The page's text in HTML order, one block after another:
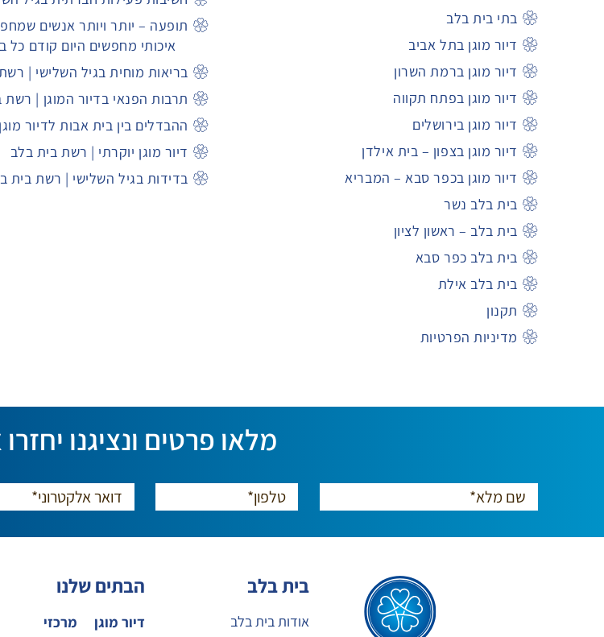
בתי בית בלב
דיור מוגן בתל אביב
דיור מוגן ברמת השרון
דיור מוגן בפתח תקווה
דיור מוגן בירושלים
דיור מוגן בצפון – בית אילדן
דיור מוגן בכפר סבא – המבריא
בית בלב נשר
בית בלב – ראשון לציון
בית בלב כפר סבא
בית בלב אילת
תקנון
מדיניות הפרטיות
תופעה – יותר ויותר אנשים
איכותי מחפשים היום קודם כל
בריאות מוחית בגיל השלישי |
תרבות הפנאי בדיור המוגן | רשת
ההבדלים בין בית אבות לדיור
דיור מוגן יוקרתי | רשת בית בלב
בדידות בגיל השלישי | רשת בית
מלאו פרטים ונציגנו
בית בלב
אודות בית בלב
הבתים שלנו
דיור מוגן
מרכזי